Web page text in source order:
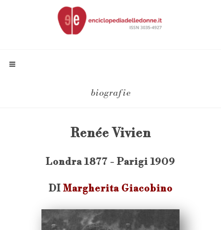
biografie
Renée Vivien
Londra 1877 - Parigi 1909
DI Margherita Giacobino